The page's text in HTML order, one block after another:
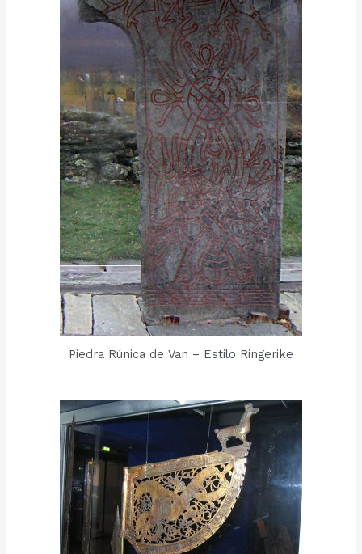
Piedra Rúnica de Van – Estilo Ringerike